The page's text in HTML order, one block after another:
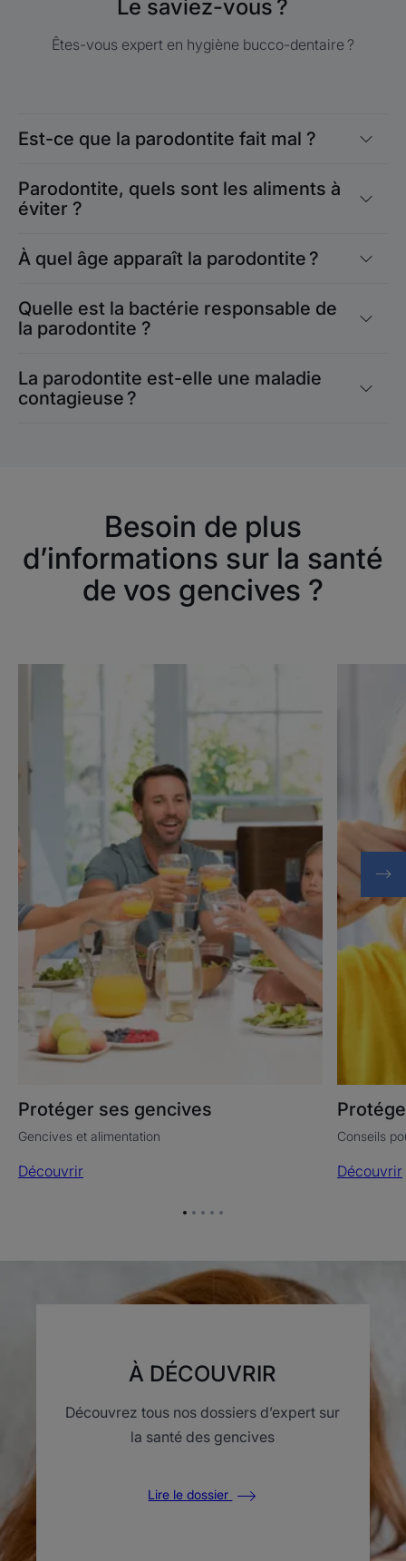
Le saviez-vous ?
Êtes-vous expert en hygiène bucco-dentaire ?
Est-ce que la parodontite fait mal ?
Parodontite, quels sont les aliments à
éviter ?
À quel âge apparaît la parodontite ?
Quelle est la bactérie responsable de
la parodontite ?
La parodontite est-elle une maladie
contagieuse ?
Besoin de plus
d’informations sur la santé
de vos gencives ?
Protéger ses gencives
Gencives et alimentation
Découvrir
Conseils
Découvrir
Aller
Aller
2
Aller
3
Aller
4
Aller
5
À DÉCOUVRIR
Découvrez tous nos dossiers d’expert sur
la santé des gencives
Lire le dossier